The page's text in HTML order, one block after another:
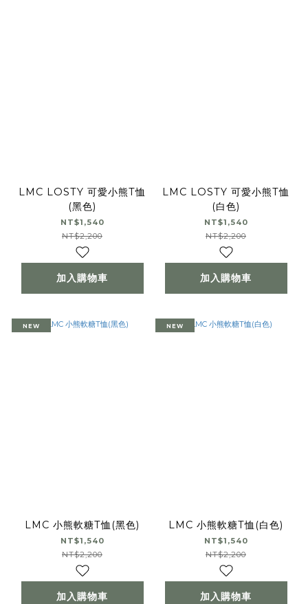
LMC LOSTY 可愛小熊T恤
(黑色)
NT$1,540
NT$2,200
加入購物車
LMC LOSTY 可愛小熊T恤
(白色)
NT$1,540
NT$2,200
加入購物車
NEW
LMC 小熊軟糖T恤(黑色)
NT$1,540
NT$2,200
加入購物車
NEW
LMC 小熊軟糖T恤(白色)
NT$1,540
NT$2,200
加入購物車